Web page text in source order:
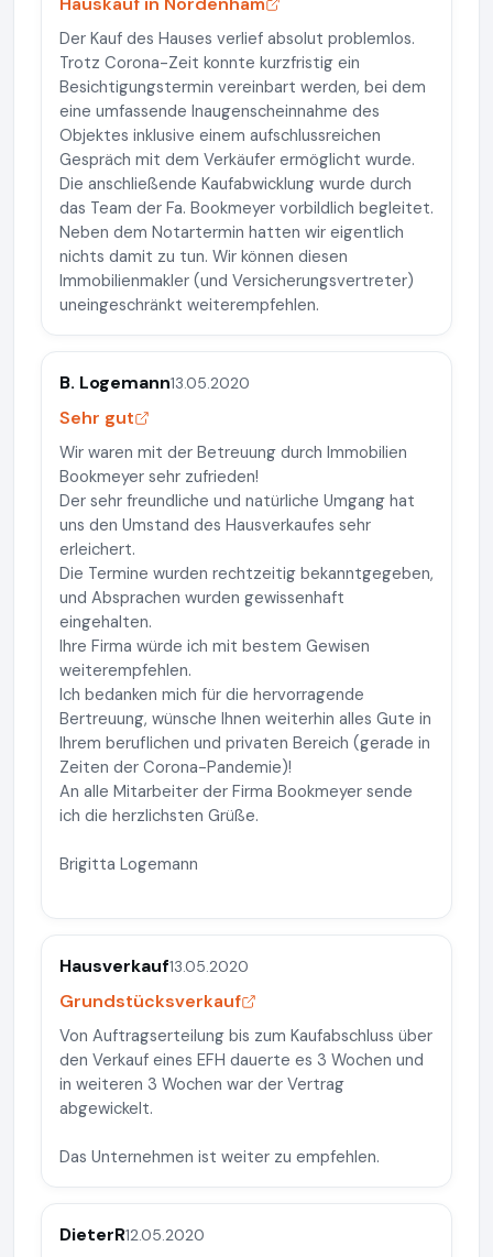
Der Kauf des Hauses verlief absolut problemlos.
Trotz Corona-Zeit konnte kurzfristig ein
Besichtigungstermin vereinbart werden, bei dem
eine umfassende Inaugenscheinnahme des
Objektes inklusive einem aufschlussreichen
Gespräch mit dem Verkäufer ermöglicht wurde.
Die anschließende Kaufabwicklung wurde durch
das Team der Fa. Bookmeyer vorbildlich begleitet.
Neben dem Notartermin hatten wir eigentlich
nichts damit zu tun. Wir können diesen
Immobilienmakler (und Versicherungsvertreter)
uneingeschränkt weiterempfehlen.
B. Logemann13.05.2020
Sehr gut
Wir waren mit der Betreuung durch Immobilien
Bookmeyer sehr zufrieden!
Der sehr freundliche und natürliche Umgang hat
uns den Umstand des Hausverkaufes sehr
erleichert.
Die Termine wurden rechtzeitig bekanntgegeben,
und Absprachen wurden gewissenhaft
eingehalten.
Ihre Firma würde ich mit bestem Gewisen
weiterempfehlen.
Ich bedanken mich für die hervorragende
Bertreuung, wünsche Ihnen weiterhin alles Gute in
Ihrem beruflichen und privaten Bereich (gerade in
Zeiten der Corona-Pandemie)!
An alle Mitarbeiter der Firma Bookmeyer sende
ich die herzlichsten Grüße.
Brigitta Logemann
Hausverkauf13.05.2020
Grundstücksverkauf
Von Auftragserteilung bis zum Kaufabschluss über
den Verkauf eines EFH dauerte es 3 Wochen und
in weiteren 3 Wochen war der Vertrag
abgewickelt.
Das Unternehmen ist weiter zu empfehlen.
DieterR12.05.2020